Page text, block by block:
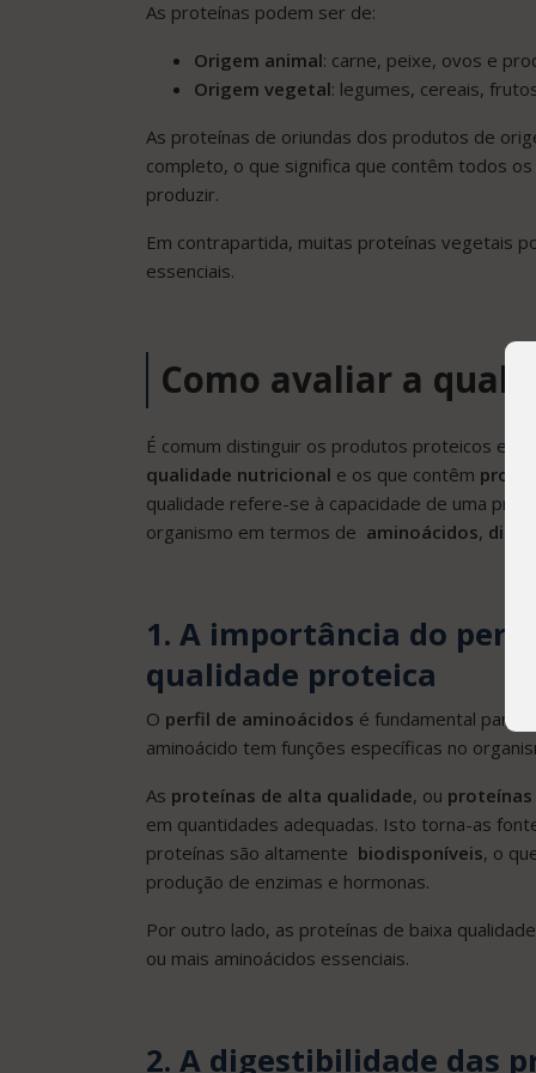
As proteínas podem ser de:
Origem animal: carne, peixe, ovos e
Origem vegetal: legumes, cereais,
As proteínas de oriundas dos produtos de
completo, o que significa que contêm todos
produzir.
Em contrapartida, muitas proteínas vegetais
essenciais.
Como avaliar a
É comum distinguir os produtos proteicos
qualidade nutricional e os que contêm
qualidade refere-se à capacidade de uma
organismo em termos de aminoácidos,
1. A importância do
qualidade proteica
O perfil de aminoácidos é fundamental para
aminoácido tem funções específicas no
As proteínas de alta qualidade, ou
em quantidades adequadas. Isto torna-as
proteínas são altamente biodisponíveis, o
produção de enzimas e hormonas.
Por outro lado, as proteínas de baixa
ou mais aminoácidos essenciais.
2. A digestibilidade das